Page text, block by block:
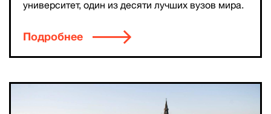
университет, один из десяти лучших вузов мира.
Подробнее